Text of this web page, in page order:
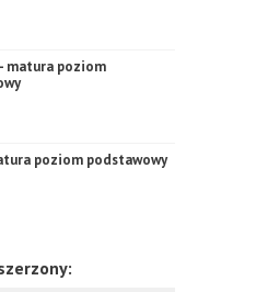
matura poziom
poziom podstawowy